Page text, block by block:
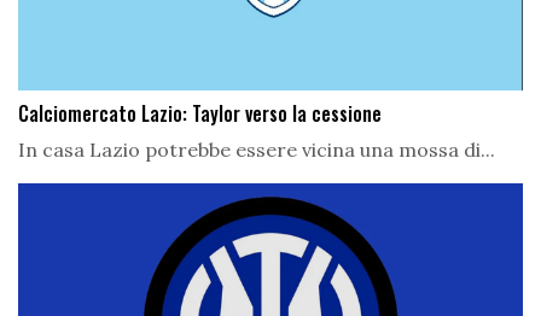
Calciomercato Lazio: Taylor verso la cessione
In casa Lazio potrebbe essere vicina una mossa di...